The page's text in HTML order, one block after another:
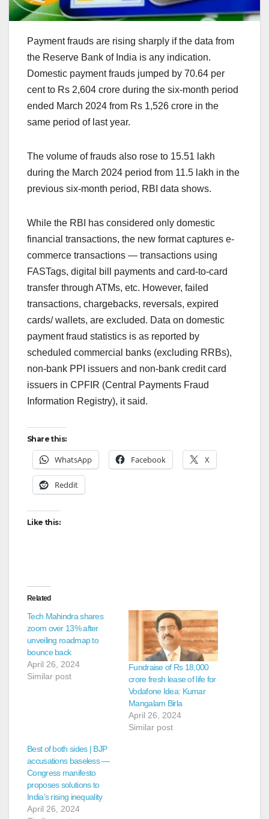
Payment frauds are rising sharply if the data from
the Reserve Bank of India is any indication.
Domestic payment frauds jumped by 70.64 per
cent to Rs 2,604 crore during the six-month period
ended March 2024 from Rs 1,526 crore in the
same period of last year.
The volume of frauds also rose to 15.51 lakh
during the March 2024 period from 11.5 lakh in the
previous six-month period, RBI data shows.
While the RBI has considered only domestic
financial transactions, the new format captures e-
commerce transactions — transactions using
FASTags, digital bill payments and card-to-card
transfer through ATMs, etc. However, failed
transactions, chargebacks, reversals, expired
cards/ wallets, are excluded. Data on domestic
payment fraud statistics is as reported by
scheduled commercial banks (excluding RRBs),
non-bank PPI issuers and non-bank credit card
issuers in CPFIR (Central Payments Fraud
Information Registry), it said.
Share this:
WhatsApp Facebook X
Reddit
Like this:
Related
Tech Mahindra shares
zoom over 13% after
unveiling roadmap to
bounce back
April 26, 2024
Similar post
Fundraise of Rs 18,000
crore fresh lease of life for
Vodafone Idea: Kumar
Mangalam Birla
April 26, 2024
Similar post
Best of both sides | BJP
accusations baseless —
Congress manifesto
proposes solutions to
India’s rising inequality
April 26, 2024